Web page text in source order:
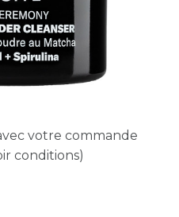
votre commande
conditions)